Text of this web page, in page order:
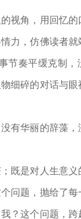
视角，用回忆的
力，仿佛读者就
节奏平缓克制，
细碎的对话与眼
有华丽的辞藻，
既是对人生意义
问题，抛给了每
？这个问题，跨